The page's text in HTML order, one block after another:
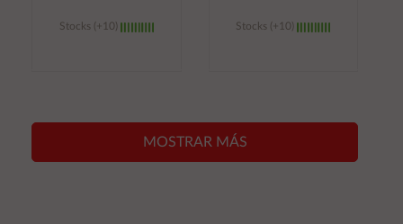
Stocks (+10) Stocks (+10)
MOSTRAR MÁS